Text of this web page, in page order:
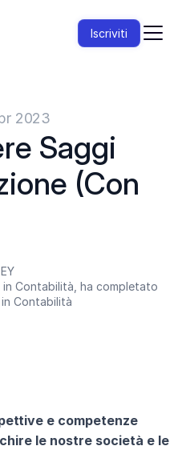
Iscriviti
2023
Saggi
(Con
in Contabilità, ha completato
Contabilità
e competenze
le nostre società e le